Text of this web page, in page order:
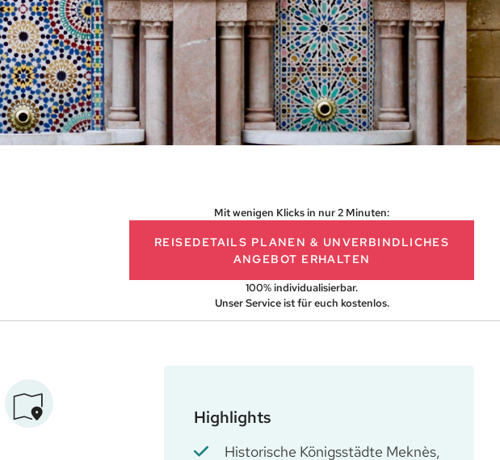
Mit wenigen Klicks in nur 2 Minuten:
REISEDETAILS PLANEN & UNVERBINDLICHES
ANGEBOT ERHALTEN
100% individualisierbar.
Unser Service ist für euch kostenlos.
Highlights
Historische Königsstädte Meknès,